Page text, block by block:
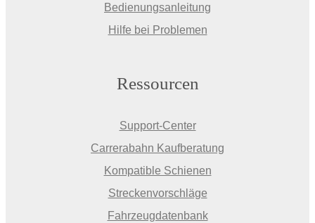
Bedienungsanleitung
Hilfe bei Problemen
Ressourcen
Support-Center
Carrerabahn Kaufberatung
Kompatible Schienen
Streckenvorschläge
Fahrzeugdatenbank